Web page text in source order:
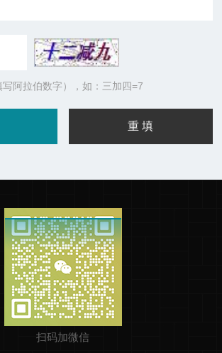
阿拉伯数字），如：三加四=7
扫码加微信